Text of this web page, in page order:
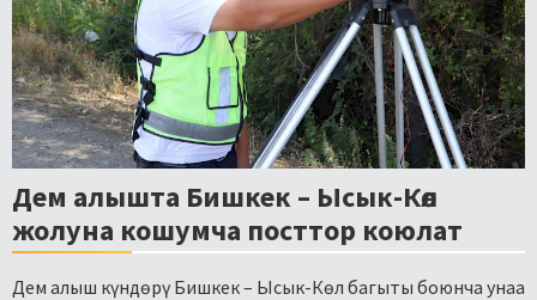
Дем алышта Бишкек – Ысык-Көл
жолуна кошумча посттор коюлат
Дем алыш күндөрү Бишкек – Ысык-Көл багыты боюнча унаа